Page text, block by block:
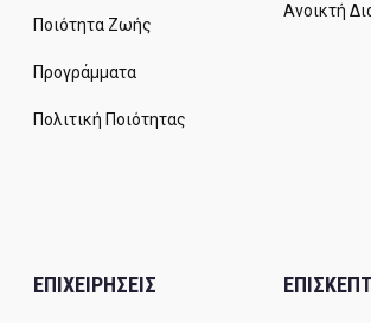
Ποιότητα Ζωής
Προγράμματα
Πολιτική Ποιότητας
Ανοικτή
ΕΠΙΧΕΙΡΗΣΕΙΣ